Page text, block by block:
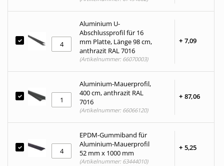
Aluminium U-
Abschlussprofil für 16
mm Platte, Länge 98 cm,
anthrazit RAL 7016
+ 7,09
(Artikelnummer: 66070003)
Aluminium-Mauerprofil,
400 cm, anthrazit RAL
7016
+ 87,06
(Artikelnummer: 66066120)
EPDM-Gummiband für
Aluminium-Mauerprofil
52 mm x 1000 mm
+ 5,25
(Artikelnummer: 63444010)